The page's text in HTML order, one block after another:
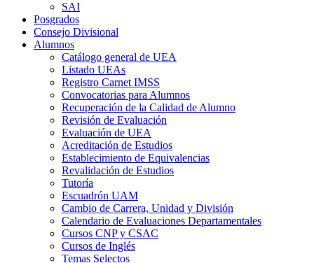
SAI
Posgrados
Consejo Divisional
Alumnos
Catálogo general de UEA
Listado UEAs
Registro Carnet IMSS
Convocatorias para Alumnos
Recuperación de la Calidad de Alumno
Revisión de Evaluación
Evaluación de UEA
Acreditación de Estudios
Establecimiento de Equivalencias
Revalidación de Estudios
Tutoría
Escuadrón UAM
Cambio de Carrera, Unidad y División
Calendario de Evaluaciones Departamentales
Cursos CNP y CSAC
Cursos de Inglés
Temas Selectos